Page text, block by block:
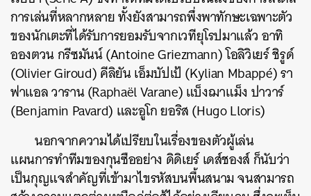
การเล่นที่หลากหลาย ทั้งยังสามารถพึ่งพาทักษะเฉพาะตัว
ของนักเตะที่ได้รับการยอมรับจากเวทียุโรปมาแล้ว อาทิ
อองตวน กรีซมันน์ (Antoine Griezmann) โอลิวิเยร์ ชิรูด์
(Olivier Giroud) คีลิยัน เอ็มบัปเป้ (Kylian Mbappé) รา
ฟาแอล วาราน (Raphaël Varane) แบ็งฌาแม็ง ปาวาร์
(Benjamin Pavard) และอูโก ยอริส (Hugo Lloris)
นอกจากความได้เปรียบในเรื่องของตัวผู้เล่น
แผนการทำทีมของกุนซืออย่าง ดิดิเยร์ เดส์ชองส์ ก็นับว่า
เป็นกุญแจสำคัญที่เข้ามาไขรหัสบนพื้นสนาม จนสามารถ
ค้นหา